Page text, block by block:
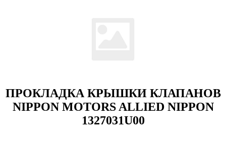
ПРОКЛАДКА КРЫШКИ КЛАПАНОВ
NIPPON MOTORS ALLIED NIPPON
1327031U00